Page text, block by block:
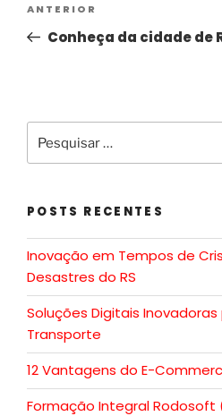
ANTERIOR
Conheça da cidade de
POSTS RECENTES
Inovação em Tempos de
Desastres do RS
Soluções Digitais
Transporte
12 Vantagens do E-
Formação Integral Rodosoft